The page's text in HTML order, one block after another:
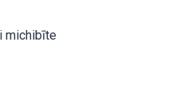
michibīte